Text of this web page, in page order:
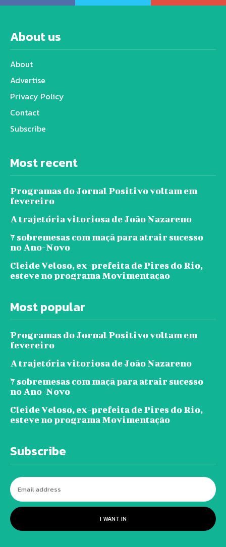
About us
About
Advertise
Privacy Policy
Contact
Subscribe
Most recent
Programas do Jornal Positivo voltam em
fevereiro
A trajetória vitoriosa de João Nazareno
7 sobremesas com maçã para atrair sucesso
no Ano-Novo
Cleide Veloso, ex-prefeita de Pires do Rio,
esteve no programa Movimentação
Most popular
Programas do Jornal Positivo voltam em
fevereiro
A trajetória vitoriosa de João Nazareno
7 sobremesas com maçã para atrair sucesso
no Ano-Novo
Cleide Veloso, ex-prefeita de Pires do Rio,
esteve no programa Movimentação
Subscribe
I WANT IN